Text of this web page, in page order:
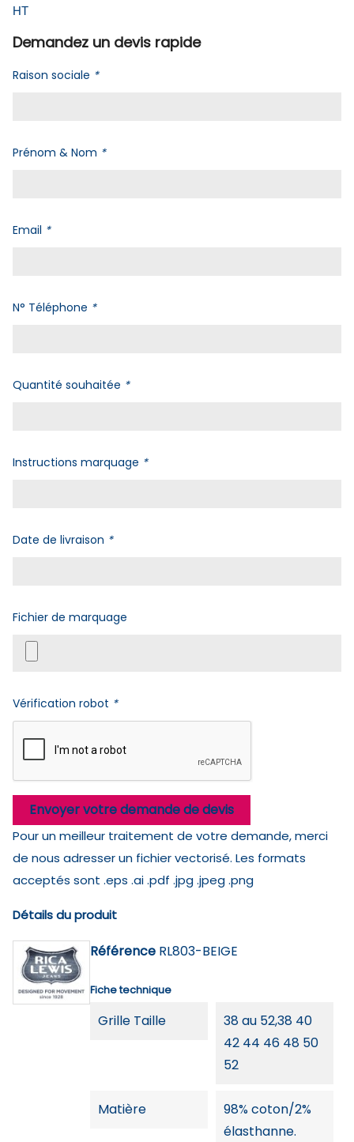
HT
Demandez un devis rapide
Raison sociale *
Prénom & Nom *
Email *
N° Téléphone *
Quantité souhaitée *
Instructions marquage *
Date de livraison *
Fichier de marquage
Vérification robot *
Envoyer votre demande de devis
Pour un meilleur traitement de votre demande, merci
de nous adresser un fichier vectorisé. Les formats
acceptés sont .eps .ai .pdf .jpg .jpeg .png
Détails du produit
Référence RL803-BEIGE
Fiche technique
Grille Taille
38 au 52,38 40
42 44 46 48 50
52
Matière
98% coton/2%
élasthanne.